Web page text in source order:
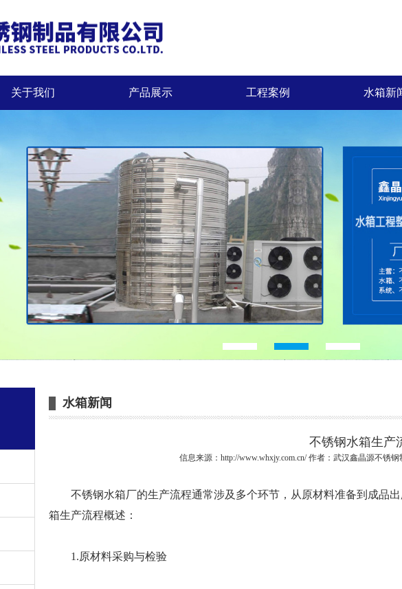
关于我们 产品展示 工程案例 水箱新
水箱新闻
不锈钢水箱生产
信息来源：http://www.whxjy.com.cn/ 作者：武汉鑫晶源不锈
不锈钢水箱厂的生产流程通常涉及多个环节，从原材料准备到成品出
箱生产流程概述：
1.原材料采购与检验